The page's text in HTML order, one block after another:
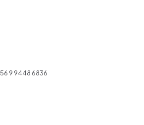
9 9448 6836